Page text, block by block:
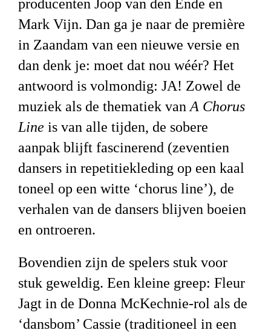
producenten Joop van den Ende en
Mark Vijn. Dan ga je naar de première
in Zaandam van een nieuwe versie en
dan denk je: moet dat nou wéér? Het
antwoord is volmondig: JA! Zowel de
muziek als de thematiek van A Chorus
Line is van alle tijden, de sobere
aanpak blijft fascinerend (zeventien
dansers in repetitiekleding op een kaal
toneel op een witte ‘chorus line’), de
verhalen van de dansers blijven boeien
en ontroeren.
Bovendien zijn de spelers stuk voor
stuk geweldig. Een kleine greep: Fleur
Jagt in de Donna McKechnie-rol als de
‘dansbom’ Cassie (traditioneel in een